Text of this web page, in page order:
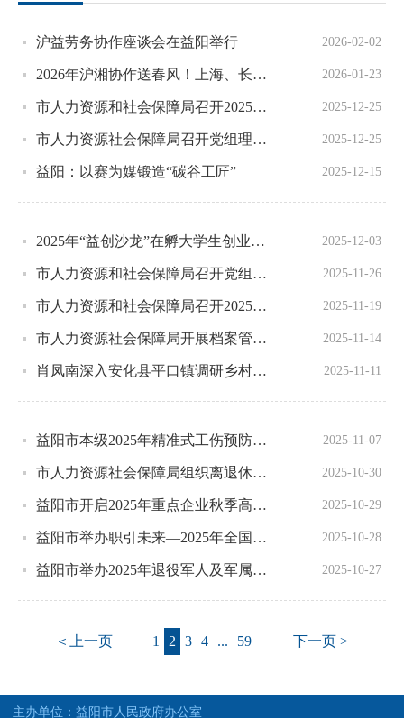
沪益劳务协作座谈会在益阳举行 2026-02-02
2026年沪湘协作送春风！上海、长株潭名企高薪岗位“职”等你来！ 2026-01-23
市人力资源和社会保障局召开2025年第13次党组（扩大）会议 2025-12-25
市人力资源社会保障局召开党组理论学习中心组第12次集体学习会 2025-12-25
益阳：以赛为媒锻造“碳谷工匠” 2025-12-15
2025年“益创沙龙”在孵大学生创业路演圆满落幕 2025-12-03
市人力资源和社会保障局召开党组理论学习中心组第11次集体（扩大）学习会 2025-11-26
市人力资源和社会保障局召开2025年第12次党组（扩大）会议 2025-11-19
市人力资源社会保障局开展档案管理服务政策宣传进校园活动 2025-11-14
肖凤南深入安化县平口镇调研乡村振兴工作 2025-11-11
益阳市本级2025年精准式工伤预防项目单位见面会召开 2025-11-07
市人力资源社会保障局组织离退休党员干部开展重阳节主题党日活动 2025-10-30
益阳市开启2025年重点企业秋季高校巡回招聘活动 2025-10-29
益阳市举办职引未来—2025年全国城市联合招聘高校毕业生秋季专场活动 2025-10-28
益阳市举办2025年退役军人及军属专场招聘会 2025-10-27
＜上一页 1 2 3 4 ... 59 下一页 >
主办单位：益阳市人民政府办公室